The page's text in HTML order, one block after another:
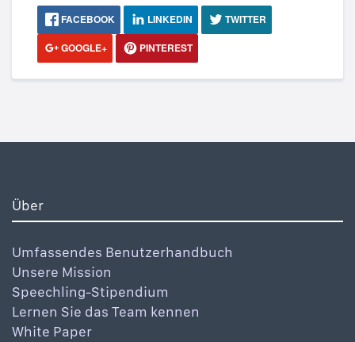
FACEBOOK LINKEDIN
TWITTER
GOOGLE+
PINTEREST
Über
Umfassendes Benutzerhandbuch
Unsere Mission
Speechling-Stipendium
Lernen Sie das Team kennen
White Paper